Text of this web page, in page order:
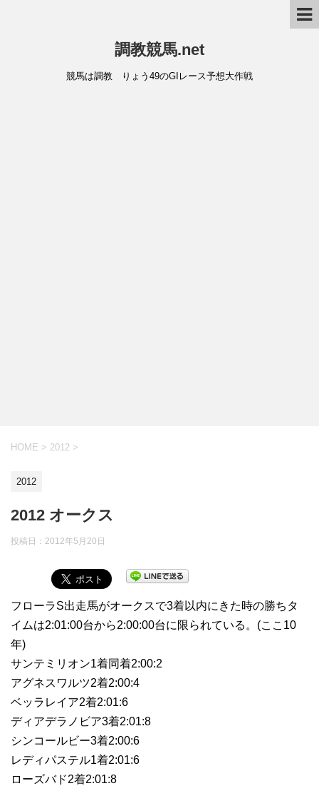
調教競馬.net
競馬は調教 りょう49のGIレース予想大作戦
HOME > 2012 >
2012
2012 オークス
投稿日： 2012年5月20日
フローラS出走馬がオークスで3着以内にきた時の勝ちタ
イムは2:01:00台から2:00:00台に限られている。(ここ10
年)
サンテミリオン1着同着2:00:2
アグネスワルツ2着2:00:4
ベッラレイア2着2:01:6
ディアデラノビア3着2:01:8
シンコールビー3着2:00:6
レディパステル1着2:01:6
ローズバド2着2:01:8